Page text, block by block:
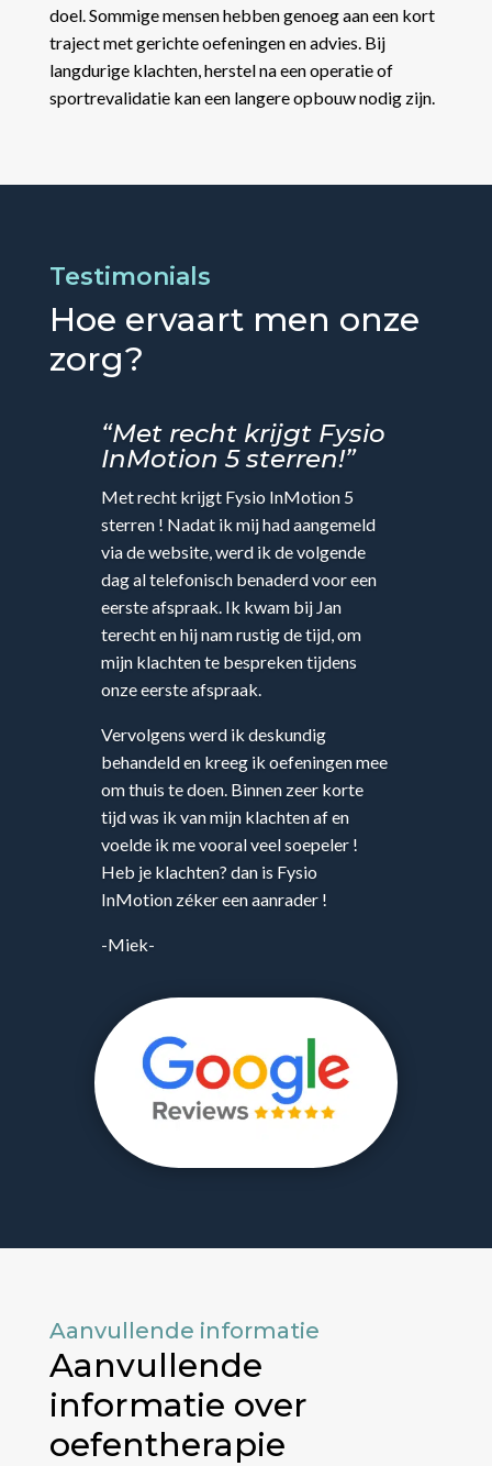
doel. Sommige mensen hebben genoeg aan een kort
traject met gerichte oefeningen en advies. Bij
langdurige klachten, herstel na een operatie of
sportrevalidatie kan een langere opbouw nodig zijn.
Testimonials
Hoe ervaart men onze
zorg?
“Met recht krijgt Fysio
InMotion 5 sterren!”
Met recht krijgt Fysio InMotion 5
sterren ! Nadat ik mij had aangemeld
via de website, werd ik de volgende
dag al telefonisch benaderd voor een
eerste afspraak. Ik kwam bij Jan
terecht en hij nam rustig de tijd, om
mijn klachten te bespreken tijdens
onze eerste afspraak.
Vervolgens werd ik deskundig
behandeld en kreeg ik oefeningen mee
om thuis te doen. Binnen zeer korte
tijd was ik van mijn klachten af en
voelde ik me vooral veel soepeler !
Heb je klachten? dan is Fysio
InMotion zéker een aanrader !
-Miek-
Aanvullende informatie
Aanvullende
informatie over
oefentherapie